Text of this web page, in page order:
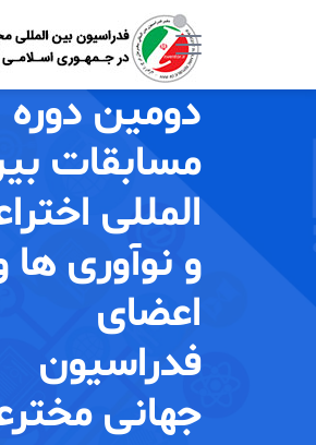
دومین دوره
مسابقات
المللی
و نوآوری ها
اعضای
فدراسیون
جهانی